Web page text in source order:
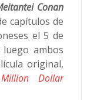
Conan
capítulos de
el 5 de
ambos
original,
Dollar